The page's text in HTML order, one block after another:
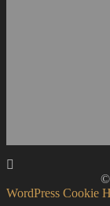
©
WordPress Cookie